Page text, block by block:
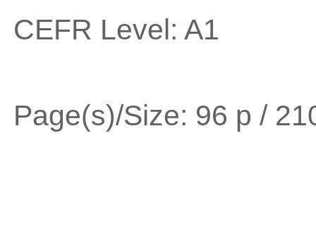
CEFR Level: A1
Page(s)/Size: 96 p /